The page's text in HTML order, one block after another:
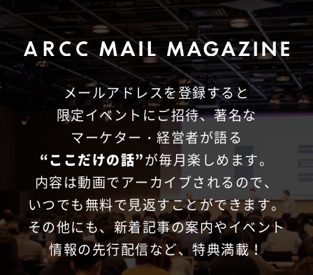
メールアドレスを登録すると
限定イベントにご招待、著名な
マーケター・経営者が語る
“ここだけの話”が毎月楽しめます。
内容は動画でアーカイブされるので、
いつでも無料で見返すことができます。
その他にも、新着記事の案内やイベント
情報の先行配信など、特典満載！